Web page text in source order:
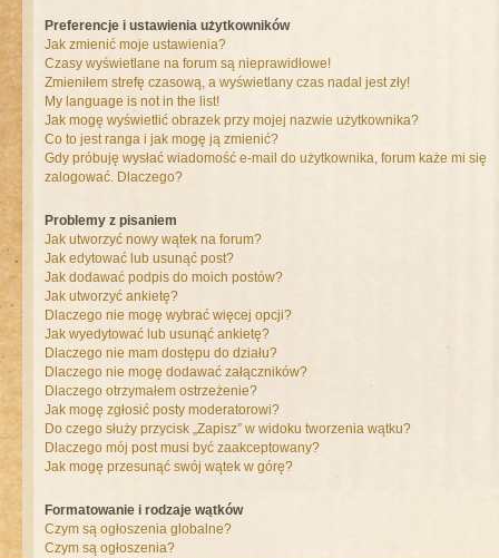
Preferencje i ustawienia użytkowników
Jak zmienić moje ustawienia?
Czasy wyświetlane na forum są nieprawidłowe!
Zmieniłem strefę czasową, a wyświetlany czas nadal jest zły!
My language is not in the list!
Jak mogę wyświetlić obrazek przy mojej nazwie użytkownika?
Co to jest ranga i jak mogę ją zmienić?
Gdy próbuję wysłać wiadomość e-mail do użytkownika, forum każe mi się
zalogować. Dlaczego?
Problemy z pisaniem
Jak utworzyć nowy wątek na forum?
Jak edytować lub usunąć post?
Jak dodawać podpis do moich postów?
Jak utworzyć ankietę?
Dlaczego nie mogę wybrać więcej opcji?
Jak wyedytować lub usunąć ankietę?
Dlaczego nie mam dostępu do działu?
Dlaczego nie mogę dodawać załączników?
Dlaczego otrzymałem ostrzeżenie?
Jak mogę zgłosić posty moderatorowi?
Do czego służy przycisk „Zapisz” w widoku tworzenia wątku?
Dlaczego mój post musi być zaakceptowany?
Jak mogę przesunąć swój wątek w górę?
Formatowanie i rodzaje wątków
Czym są ogłoszenia globalne?
Czym są ogłoszenia?